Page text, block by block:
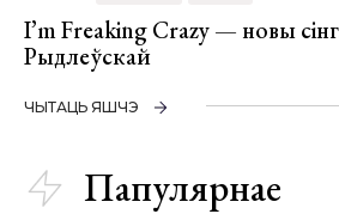
I’m Freaking Crazy — новы
Рыдлеўскай
ЧЫТАЦЬ ЯШЧЭ
Папулярнае